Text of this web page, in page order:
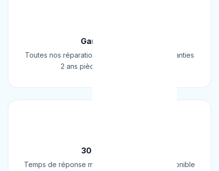
Garantie 2 Ans
Toutes nos réparations et installations sont garanties
2 ans pièces et main d'œuvre.
30 Min Chrono
Temps de réponse moyen de 30 minutes. Disponible